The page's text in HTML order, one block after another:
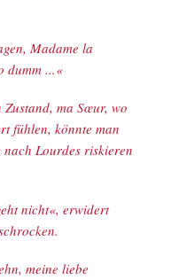
Madame la
dumm ...«
ma Sœur, wo
fühlen, könnte man
nach Lourdes riskieren
nicht«, erwidert
meine liebe